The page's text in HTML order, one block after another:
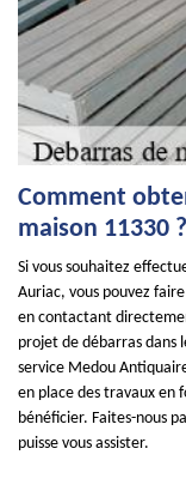
Comment
maison 11330 ?
Si vous souhaitez
Auriac, vous pouvez
en contactant
projet de débarras dans
service Medou
en place des travaux en
bénéficier. Faites-nous
puisse vous assister.